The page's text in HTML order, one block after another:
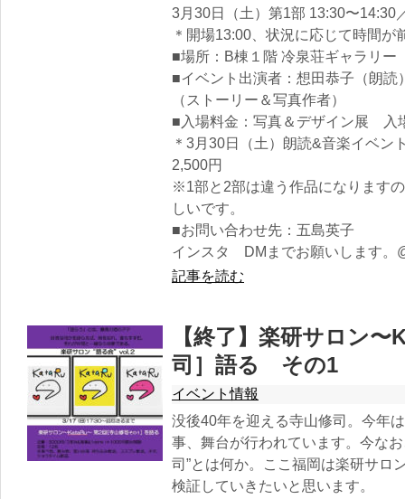
3月30日（土）第1部 13:30〜14:30
＊開場13:00、状況に応じて時間が
■場所：B棟１階 冷泉荘ギャラリー
■イベント出演者：想田恭子（朗
（ストーリー＆写真作者）
■入場料金：写真＆デザイン展 入
＊3月30日（土）朗読&音楽イベン
2,500円
※1部と2部は違う作品になります
しいです。
■お問い合わせ先：五島英子
インスタ DMまでお願いします。
記事を読む
【終了】楽研サロン
司］語る その1
イベント情報
没後40年を迎える寺山修司。今年
事、舞台が行われています。今な
司”とは何か。ここ福岡は楽研サロ
検証していきたいと思います。